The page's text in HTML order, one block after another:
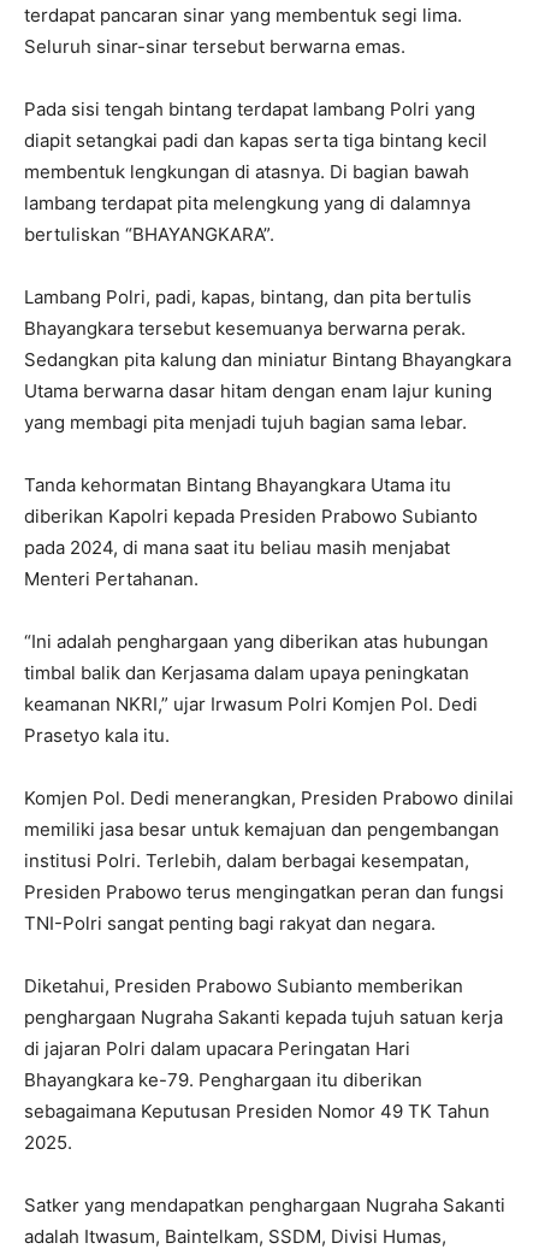
terdapat pancaran sinar yang membentuk segi lima.
Seluruh sinar-sinar tersebut berwarna emas.
Pada sisi tengah bintang terdapat lambang Polri yang
diapit setangkai padi dan kapas serta tiga bintang kecil
membentuk lengkungan di atasnya. Di bagian bawah
lambang terdapat pita melengkung yang di dalamnya
bertuliskan “BHAYANGKARA”.
Lambang Polri, padi, kapas, bintang, dan pita bertulis
Bhayangkara tersebut kesemuanya berwarna perak.
Sedangkan pita kalung dan miniatur Bintang Bhayangkara
Utama berwarna dasar hitam dengan enam lajur kuning
yang membagi pita menjadi tujuh bagian sama lebar.
Tanda kehormatan Bintang Bhayangkara Utama itu
diberikan Kapolri kepada Presiden Prabowo Subianto
pada 2024, di mana saat itu beliau masih menjabat
Menteri Pertahanan.
“Ini adalah penghargaan yang diberikan atas hubungan
timbal balik dan Kerjasama dalam upaya peningkatan
keamanan NKRI,” ujar Irwasum Polri Komjen Pol. Dedi
Prasetyo kala itu.
Komjen Pol. Dedi menerangkan, Presiden Prabowo dinilai
memiliki jasa besar untuk kemajuan dan pengembangan
institusi Polri. Terlebih, dalam berbagai kesempatan,
Presiden Prabowo terus mengingatkan peran dan fungsi
TNI-Polri sangat penting bagi rakyat dan negara.
Diketahui, Presiden Prabowo Subianto memberikan
penghargaan Nugraha Sakanti kepada tujuh satuan kerja
di jajaran Polri dalam upacara Peringatan Hari
Bhayangkara ke-79. Penghargaan itu diberikan
sebagaimana Keputusan Presiden Nomor 49 TK Tahun
2025.
Satker yang mendapatkan penghargaan Nugraha Sakanti
adalah Itwasum, Baintelkam, SSDM, Divisi Humas,